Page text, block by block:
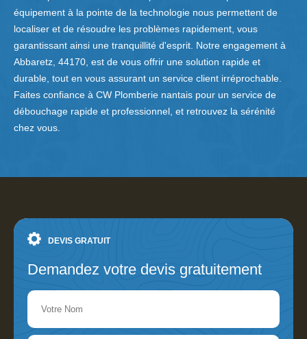
équipement à la pointe de la technologie nous permettent de
localiser et de résoudre les problèmes rapidement, vous
garantissant ainsi une tranquillité d'esprit. Notre engagement à
Abbaretz, 44170, est de vous offrir une solution rapide et
durable, tout en vous assurant un service client irréprochable.
Faites confiance à CW Plomberie nantais pour un service de
débouchage rapide et professionnel, et retrouvez la sérénité
chez vous.
DEVIS GRATUIT
Demandez votre devis gratuitement